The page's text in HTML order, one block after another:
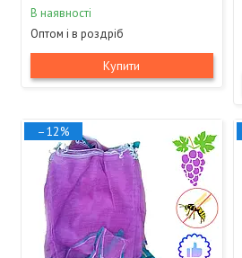
В наявності
Оптом і в роздріб
Купити
–12%